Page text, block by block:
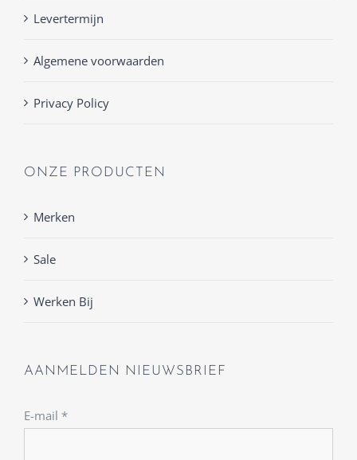
Levertermijn
Algemene voorwaarden
Privacy Policy
ONZE PRODUCTEN
Merken
Sale
Werken Bij
AANMELDEN NIEUWSBRIEF
E-mail *